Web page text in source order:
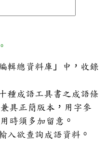
輯總資料庫」中，收錄
種成語工具書之成語條
具正簡版本，用字參
時須多加留意。
入欲查詢成語資料。